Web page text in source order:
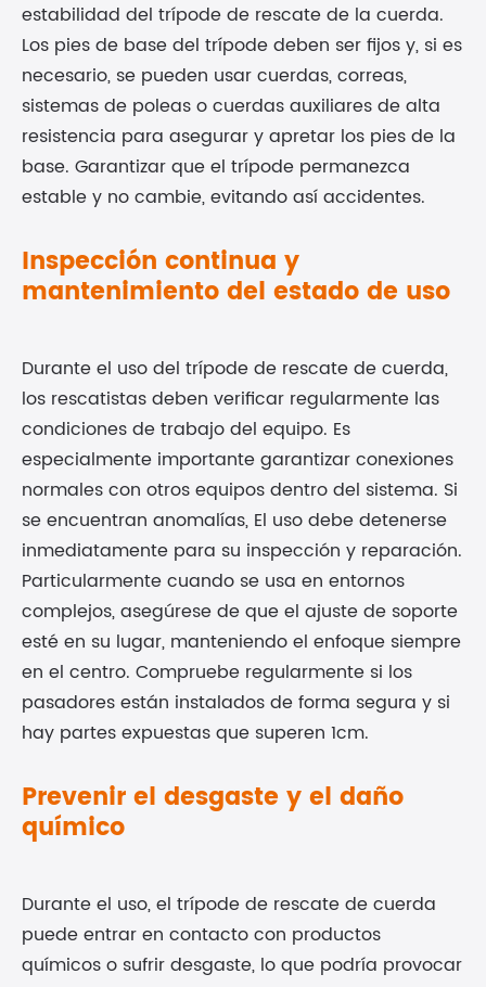
estabilidad del trípode de rescate de la cuerda.
Los pies de base del trípode deben ser fijos y, si es
necesario, se pueden usar cuerdas, correas,
sistemas de poleas o cuerdas auxiliares de alta
resistencia para asegurar y apretar los pies de la
base. Garantizar que el trípode permanezca
estable y no cambie, evitando así accidentes.
Inspección continua y
mantenimiento del estado de uso
Durante el uso del trípode de rescate de cuerda,
los rescatistas deben verificar regularmente las
condiciones de trabajo del equipo. Es
especialmente importante garantizar conexiones
normales con otros equipos dentro del sistema. Si
se encuentran anomalías, El uso debe detenerse
inmediatamente para su inspección y reparación.
Particularmente cuando se usa en entornos
complejos, asegúrese de que el ajuste de soporte
esté en su lugar, manteniendo el enfoque siempre
en el centro. Compruebe regularmente si los
pasadores están instalados de forma segura y si
hay partes expuestas que superen 1cm.
Prevenir el desgaste y el daño
químico
Durante el uso, el trípode de rescate de cuerda
puede entrar en contacto con productos
químicos o sufrir desgaste, lo que podría provocar